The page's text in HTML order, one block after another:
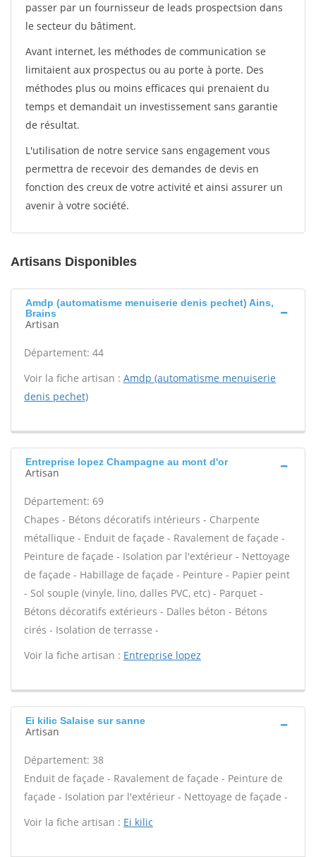
passer par un fournisseur de leads prospectsion dans
le secteur du bâtiment.
Avant internet, les méthodes de communication se
limitaient aux prospectus ou au porte à porte. Des
méthodes plus ou moins efficaces qui prenaient du
temps et demandait un investissement sans garantie
de résultat.
L'utilisation de notre service sans engagement vous
permettra de recevoir des demandes de devis en
fonction des creux de votre activité et ainsi assurer un
avenir à votre société.
Artisans Disponibles
Amdp (automatisme menuiserie denis pechet) Ains,
Brains
Artisan
Département: 44
Voir la fiche artisan : Amdp (automatisme menuiserie
denis pechet)
Entreprise lopez Champagne au mont d'or
Artisan
Département: 69
Chapes - Bétons décoratifs intérieurs - Charpente
métallique - Enduit de façade - Ravalement de façade -
Peinture de façade - Isolation par l'extérieur - Nettoyage
de façade - Habillage de façade - Peinture - Papier peint
- Sol souple (vinyle, lino, dalles PVC, etc) - Parquet -
Bétons décoratifs extérieurs - Dalles béton - Bétons
cirés - Isolation de terrasse -
Voir la fiche artisan : Entreprise lopez
Ei kilic Salaise sur sanne
Artisan
Département: 38
Enduit de façade - Ravalement de façade - Peinture de
façade - Isolation par l'extérieur - Nettoyage de façade -
Voir la fiche artisan : Ei kilic